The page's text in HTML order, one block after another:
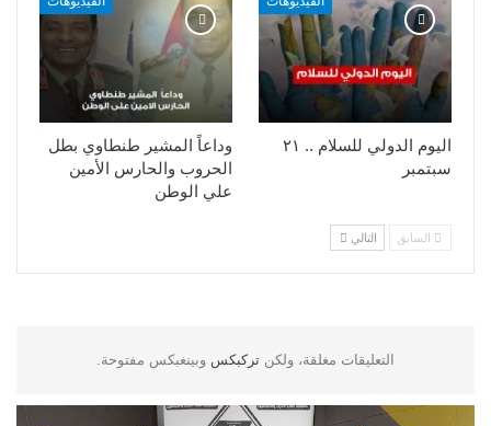
وداعاً المشير طنطاوي بطل
الحروب والحارس الأمين
علي الوطن
اليوم الدولي للسلام .. ٢١
سبتمبر
السابق التالي
التعليقات مغلقة، ولكن تركبكس وبينغبكس مفتوحة.